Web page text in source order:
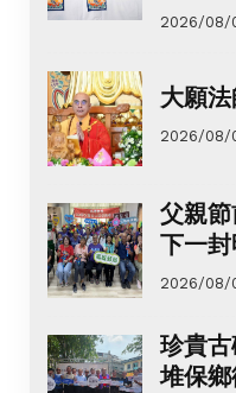
2026/08/
大願
2026/08/
父親
下一
2026/08/
珍貴
堆保